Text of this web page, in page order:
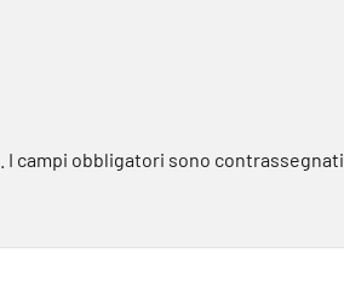
I campi obbligatori sono contrassegnati